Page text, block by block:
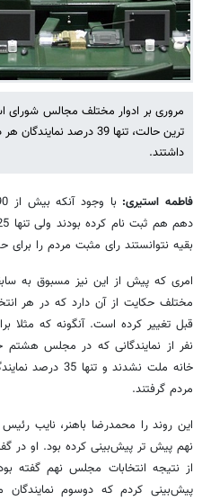
مروری بر ادوار مختلف مجالس شورای
ترین حالت، تنها 39 درصد
داشتند.
فاطمه استیری:
بقیه نتوانستند رای مثبت مردم را
امری که پیش از این نیز مسبوق به
مختلف حکایت از آن دارد که در هر
نفر از نمایندگانی که در مجلس
خانه ملت نشدند و
مردم گرفتند.
این روند را محمدرضا باهنر، نایب
نهم پیش تر پیش‌بینی کرده بود. او در
از نتیجه انتخابات مجلس نهم
پیش‌بینی کردم که دوسوم